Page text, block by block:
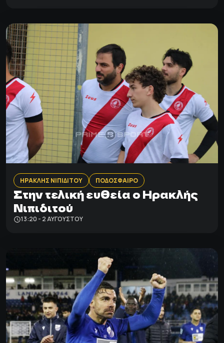
ΗΡΑΚΛΗΣ ΝΙΠΙΔΙΤΟΥ ΠΟΔΟΣΦΑΙΡΟ
Στην τελική ευθεία ο Ηρακλής
Νιπιδιτού
13:20 - 2 ΑΥΓΟΎΣΤΟΥ